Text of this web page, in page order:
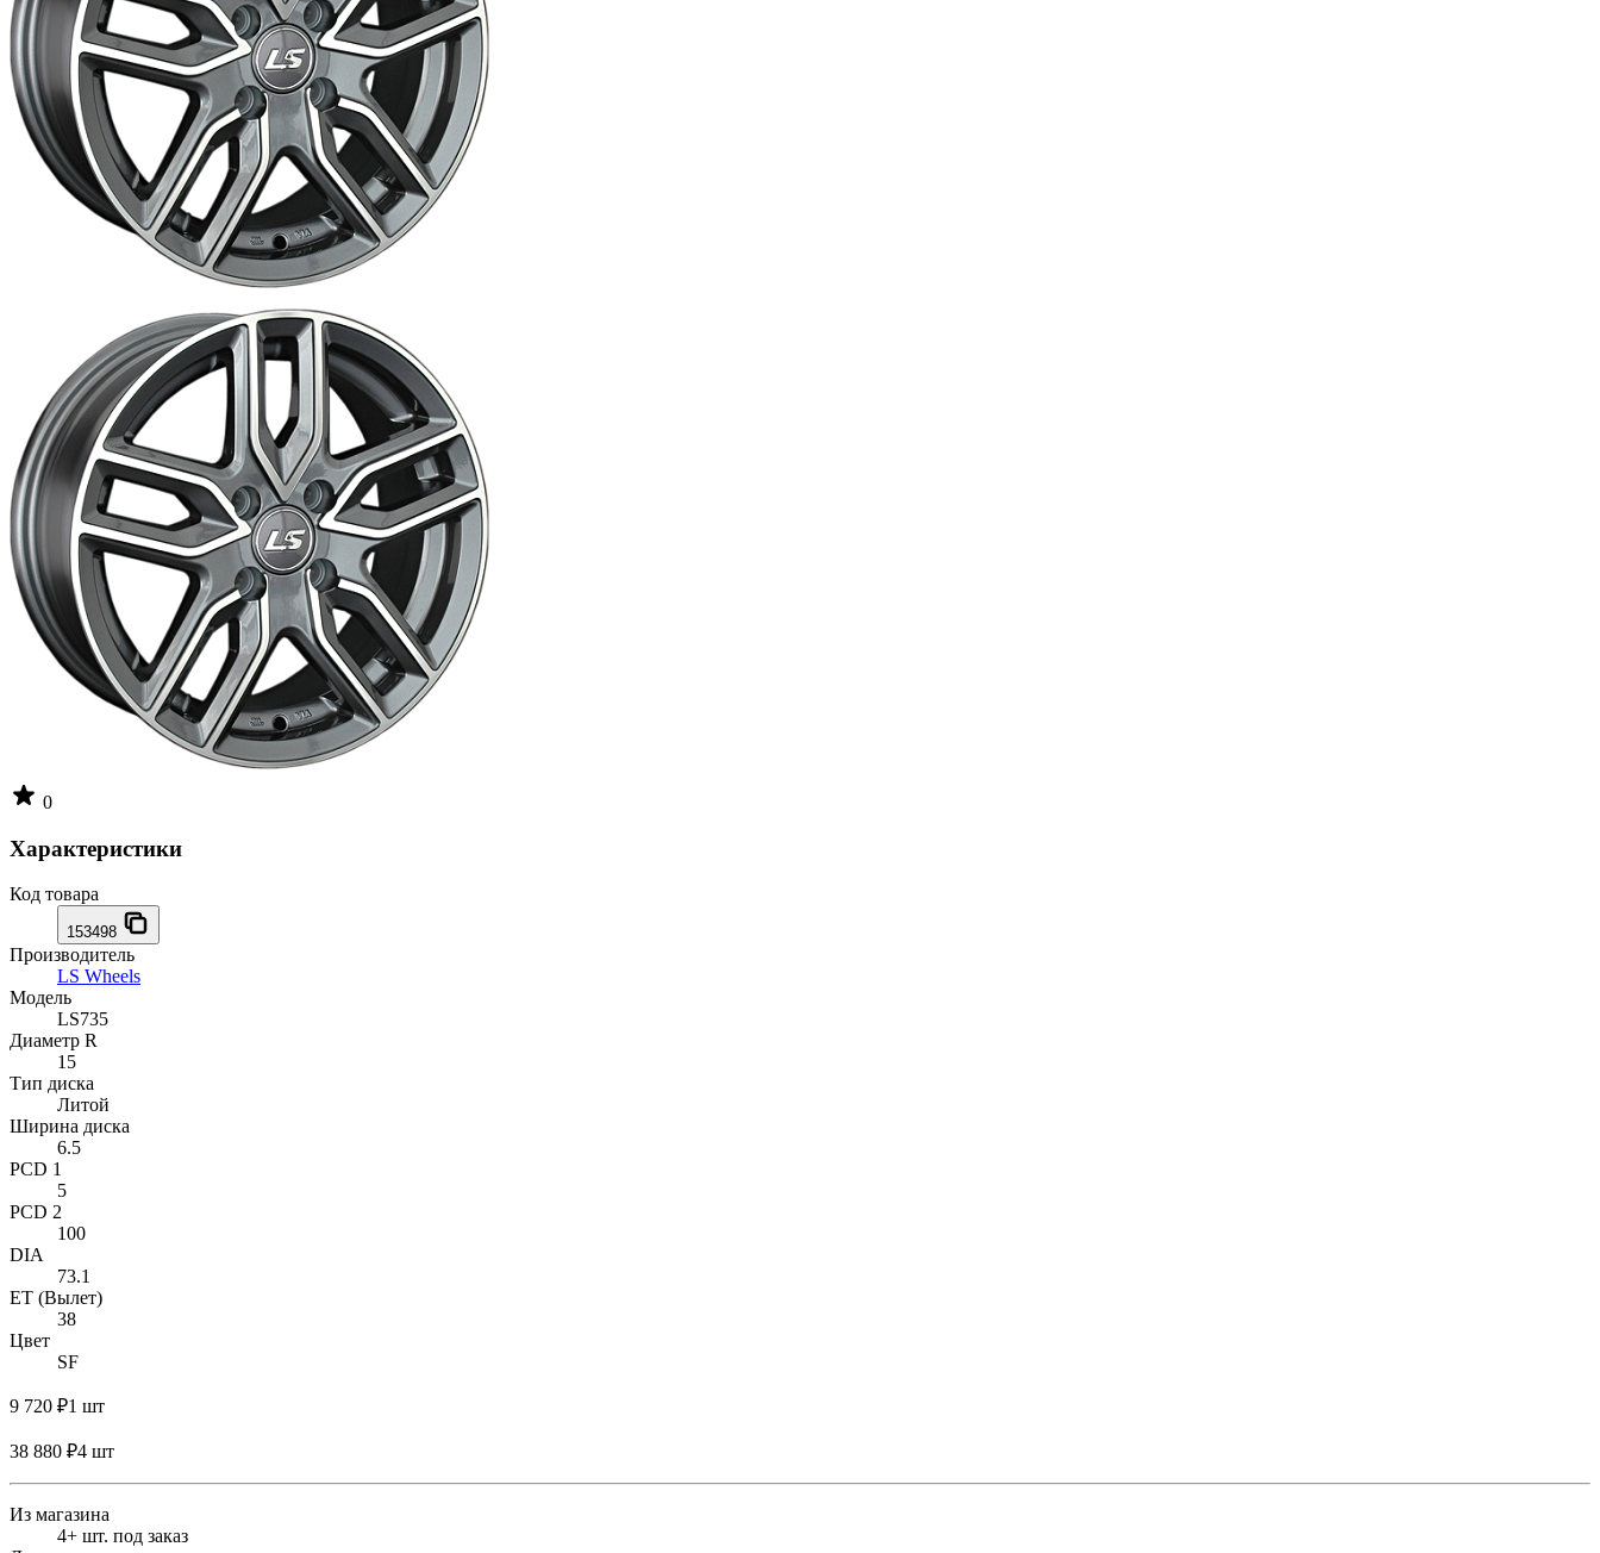
0
Характеристики
Код товара
153498
Производитель
LS Wheels
Модель
LS735
Диаметр R
15
Тип диска
Литой
Ширина диска
6.5
PCD 1
5
PCD 2
100
DIA
73.1
ET (Вылет)
38
Цвет
SF
9 720 ₽1 шт
38 880 ₽4 шт
Из магазина
4+ шт. под заказ